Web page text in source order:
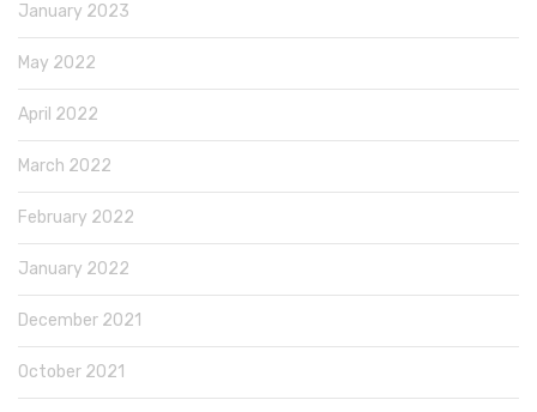
January 2023
May 2022
April 2022
March 2022
February 2022
January 2022
December 2021
October 2021